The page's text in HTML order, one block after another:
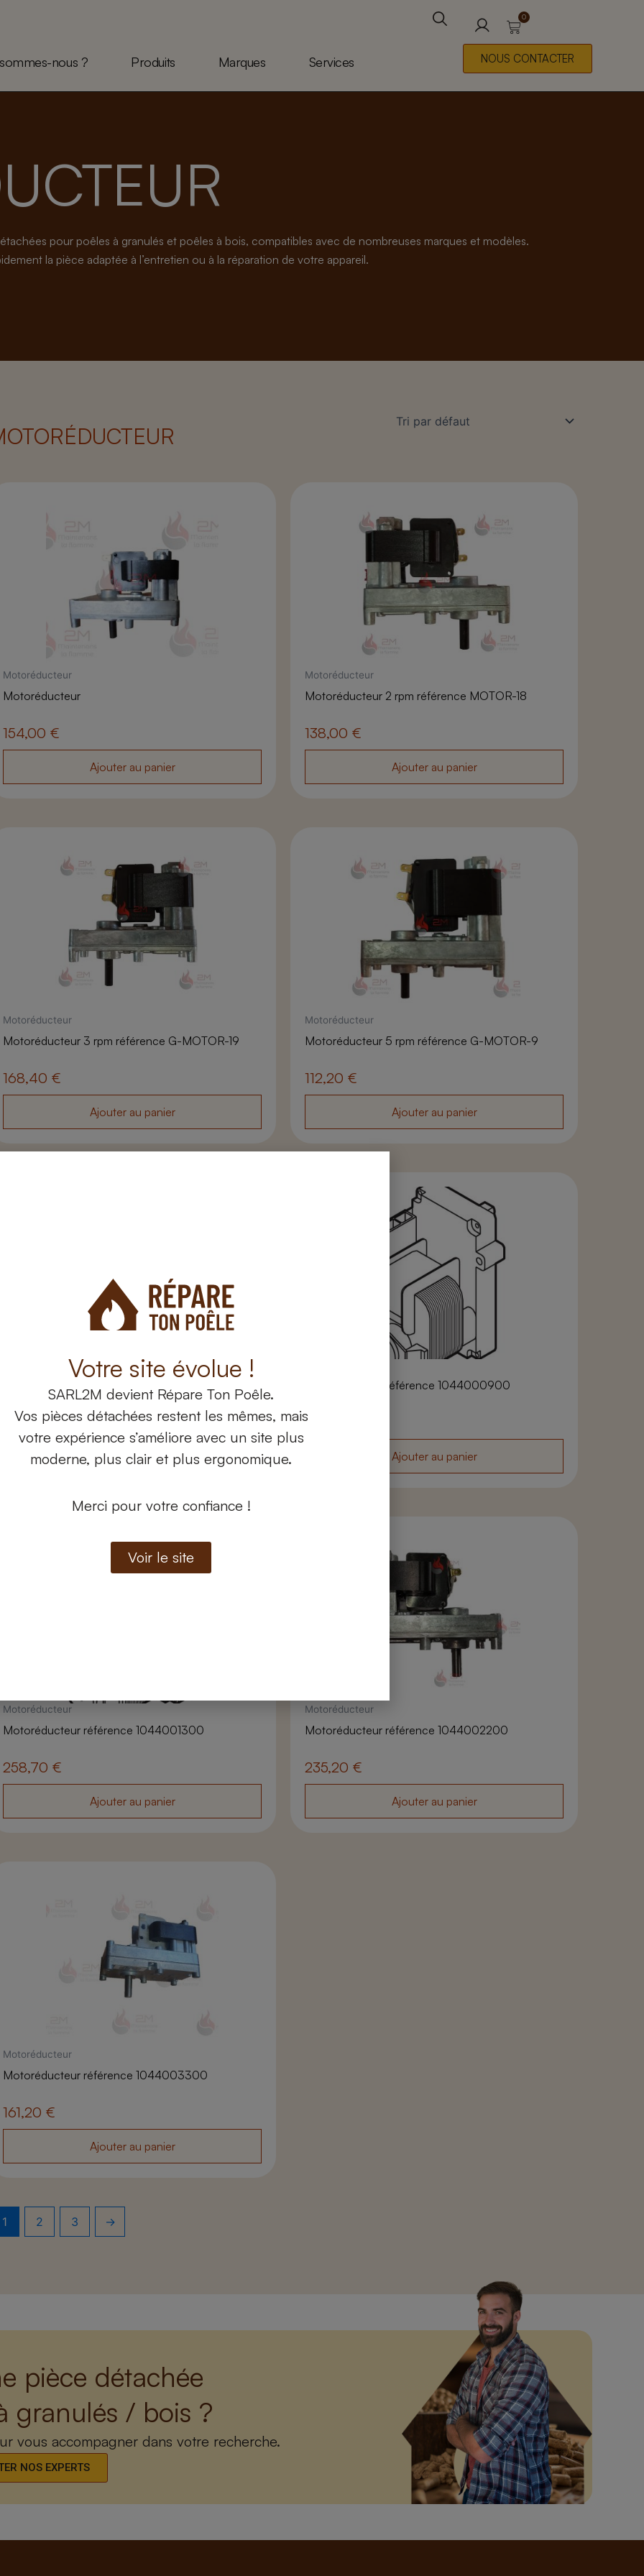
nous ? Produits Marques Services
Rechercher
0
Panier
NOUS CONTACTER
pour poêles à granulés et poêles à bois, compatibles avec de nombreuses marques et modèles.
la pièce adaptée à l’entretien ou à la réparation de votre appareil.
Motoréducteur
Motoréducteur
154,00 €
Ajouter au panier
Motoréducteur
Motoréducteur 2 rpm référence MOTOR-18
138,00 €
Ajouter au panier
Motoréducteur
Motoréducteur 3 rpm référence G-MOTOR-19
168,40 €
Ajouter au panier
Motoréducteur
Motoréducteur 5 rpm référence G-MOTOR-9
112,20 €
Ajouter au panier
Motoréducteur
Motoréducteur référence 1044000100
290,60€
Ajouter au panier
Motoréducteur référence 1044000900
217,98
Ajouter au panier
Motoréducteur
Motoréducteur référence 1044001300
258,70 €
Ajouter au panier
Motoréducteur
Motoréducteur référence 1044002200
235,20 €
Ajouter au panier
Motoréducteur
Motoréducteur référence 1044003300
161,20 €
Ajouter au panier
1 2 3 →
pièce détachée
granulés / bois ?
vous accompagner dans votre recherche.
NOS EXPERTS
Votre site évolue !
SARL2M devient Répare Ton Poêle.
Vos pièces détachées restent les mêmes, mais
votre expérience s’améliore avec un site plus
moderne, plus clair et plus ergonomique.
Merci pour votre confiance !
Voir le site